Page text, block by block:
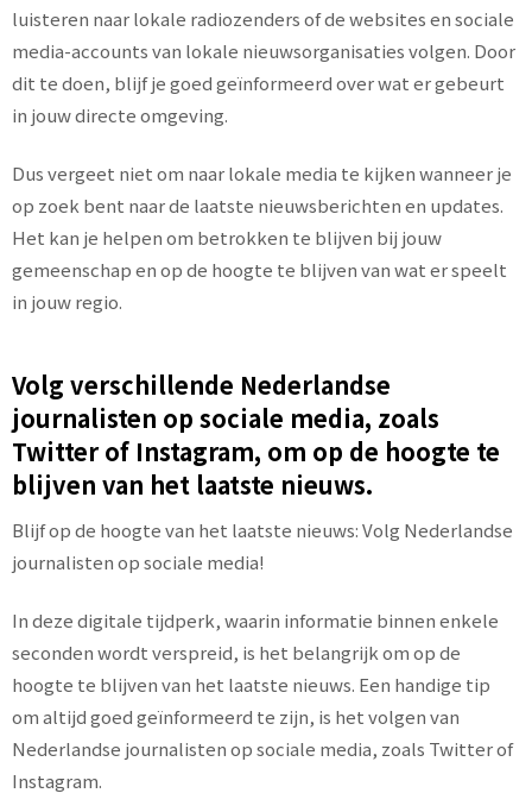
luisteren naar lokale radiozenders of de websites en sociale
media-accounts van lokale nieuwsorganisaties volgen. Door
dit te doen, blijf je goed geïnformeerd over wat er gebeurt
in jouw directe omgeving.
Dus vergeet niet om naar lokale media te kijken wanneer je
op zoek bent naar de laatste nieuwsberichten en updates.
Het kan je helpen om betrokken te blijven bij jouw
gemeenschap en op de hoogte te blijven van wat er speelt
in jouw regio.
Volg verschillende Nederlandse
journalisten op sociale media, zoals
Twitter of Instagram, om op de hoogte te
blijven van het laatste nieuws.
Blijf op de hoogte van het laatste nieuws: Volg Nederlandse
journalisten op sociale media!
In deze digitale tijdperk, waarin informatie binnen enkele
seconden wordt verspreid, is het belangrijk om op de
hoogte te blijven van het laatste nieuws. Een handige tip
om altijd goed geïnformeerd te zijn, is het volgen van
Nederlandse journalisten op sociale media, zoals Twitter of
Instagram.